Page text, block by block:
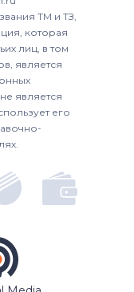
ТМ и ТЗ,
которая
лиц, в том
является
является
его